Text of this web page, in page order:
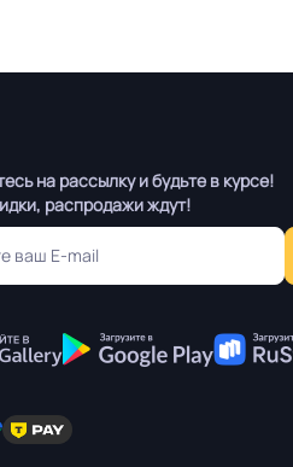
на рассылку и будьте в курсе!
распродажи ждут!